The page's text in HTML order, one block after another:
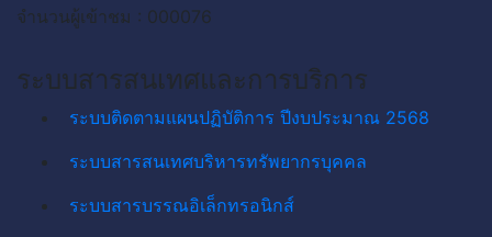
จำนวนผู้เข้าชม : 000076
ระบบสารสนเทศและการบริการ
ระบบติดตามแผนปฏิบัติการ ปีงบประมาณ 2568
ระบบสารสนเทศบริหารทรัพยากรบุคคล
ระบบสารบรรณอิเล็กทรอนิกส์